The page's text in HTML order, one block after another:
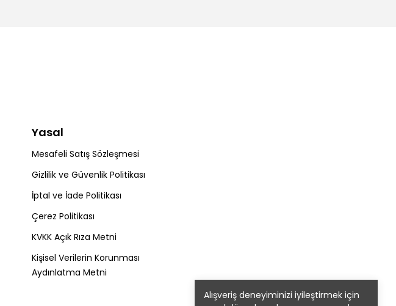
Alışveriş deneyiminizi iyileştirmek için
Yasal
Mesafeli Satış Sözleşmesi
Gizlilik ve Güvenlik Politikası
İptal ve İade Politikası
Çerez Politikası
KVKK Açık Rıza Metni
Kişisel Verilerin Korunması
Aydınlatma Metni